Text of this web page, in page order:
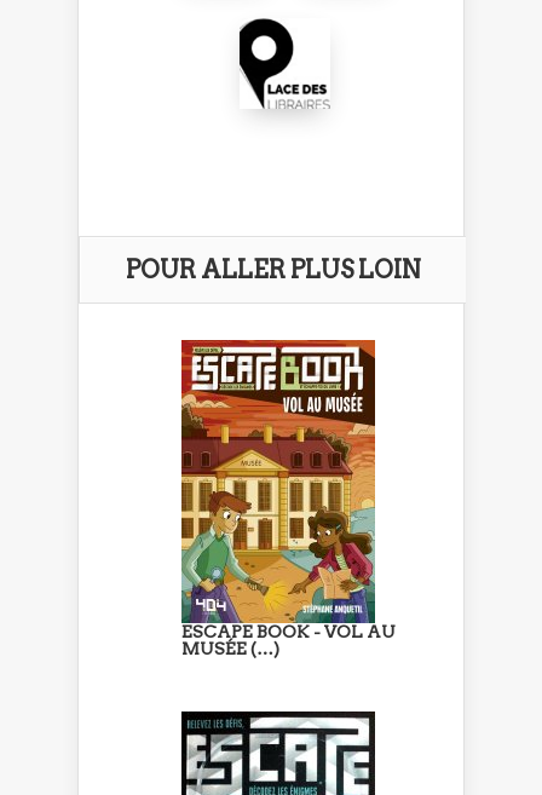
POUR ALLER PLUS LOIN
ESCAPE BOOK - VOL AU
MUSÉE (…)